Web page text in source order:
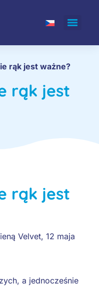
rąk jest ważne?
rąk jest
rąk jest
Velvet, 12 maja
a jednocześnie